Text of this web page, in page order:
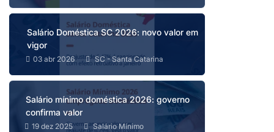
Salário Doméstica SC 2026: novo valor em
vigor
03 abr 2026 SC - Santa Catarina
Salário mínimo doméstica 2026: governo
confirma valor
19 dez 2025 Salário Mínimo